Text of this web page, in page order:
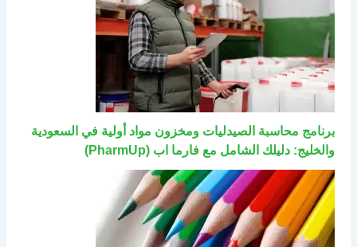
برنامج محاسبة الصيدليات ومخزون مواد أولية في السعودية
والخليج: دليلك الشامل مع فارما اب (PharmUp)